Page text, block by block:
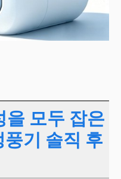
을 모두 잡은
기 솔직 후